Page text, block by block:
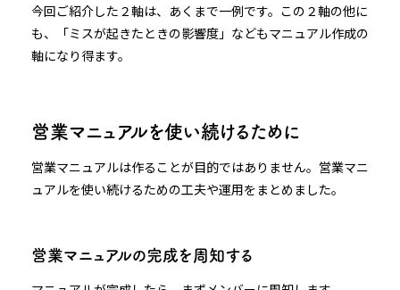
今回ご紹介した２軸は、あくまで一例です。この２軸の他に
も、「ミスが起きたときの影響度」などもマニュアル作成の
軸になり得ます。
営業マニュアルを使い続けるために
営業マニュアルは作ることが目的ではありません。営業マニ
ュアルを使い続けるための工夫や運用をまとめました。
営業マニュアルの完成を周知する